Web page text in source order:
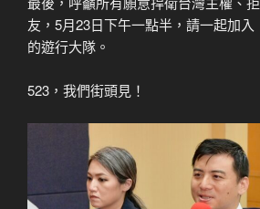
友，5月23日下午一點半，請一起加入
的遊行大隊。
523，我們街頭見！